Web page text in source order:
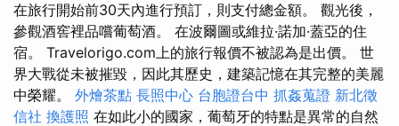
在旅行開始前30天內進行預訂，則支付總金額。 觀光後，
參觀酒窖裡品嚐葡萄酒。 在波爾圖或維拉·諾加·蓋亞的住
宿。 Travelorigo.com上的旅行報價不被認為是出價。 世
界大戰從未被摧毀，因此其歷史，建築記憶在其完整的美麗
中榮耀。 外燴茶點 長照中心 台胞證台中 抓姦蒐證 新北徵
信社 換護照 在如此小的國家，葡萄牙的特點是異常的自然